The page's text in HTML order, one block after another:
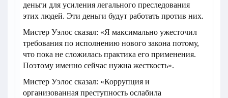
деньги для усиления легального преследования
этих людей. Эти деньги будут работать против них.
Мистер Уэлос сказал: «Я максимально ужесточил
требования по исполнению нового закона потому,
что пока не сложилась практика его применения.
Поэтому именно сейчас нужна жесткость».
Мистер Уэлос сказал: «Коррупция и
организованная преступность ослабила